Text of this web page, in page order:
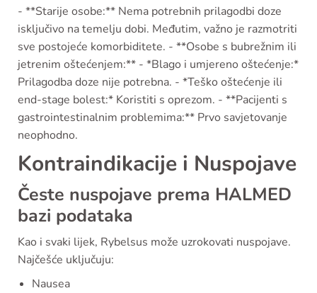
- **Starije osobe:** Nema potrebnih prilagodbi doze
isključivo na temelju dobi. Međutim, važno je razmotriti
sve postojeće komorbiditete. - **Osobe s bubrežnim ili
jetrenim oštećenjem:** - *Blago i umjereno oštećenje:*
Prilagodba doze nije potrebna. - *Teško oštećenje ili
end-stage bolest:* Koristiti s oprezom. - **Pacijenti s
gastrointestinalnim problemima:** Prvo savjetovanje
neophodno.
Kontraindikacije i Nuspojave
Česte nuspojave prema HALMED
bazi podataka
Kao i svaki lijek, Rybelsus može uzrokovati nuspojave.
Najčešće uključuju:
Nausea